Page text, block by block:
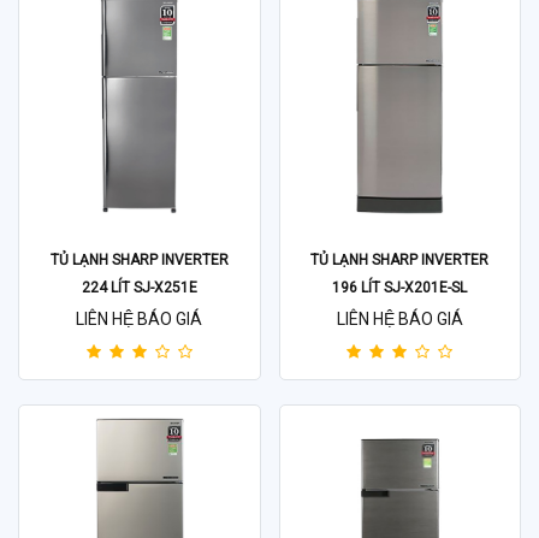
TỦ LẠNH SHARP INVERTER
224 LÍT SJ-X251E
LIÊN HỆ BÁO GIÁ
TỦ LẠNH SHARP INVERTER
196 LÍT SJ-X201E-SL
LIÊN HỆ BÁO GIÁ